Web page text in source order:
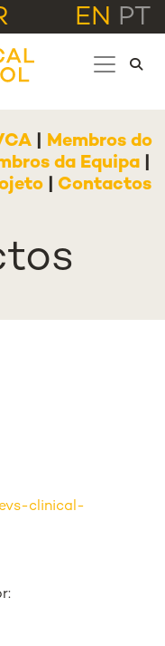
EN PT
| Membros do
da Equipa
| Contactos
clinical-